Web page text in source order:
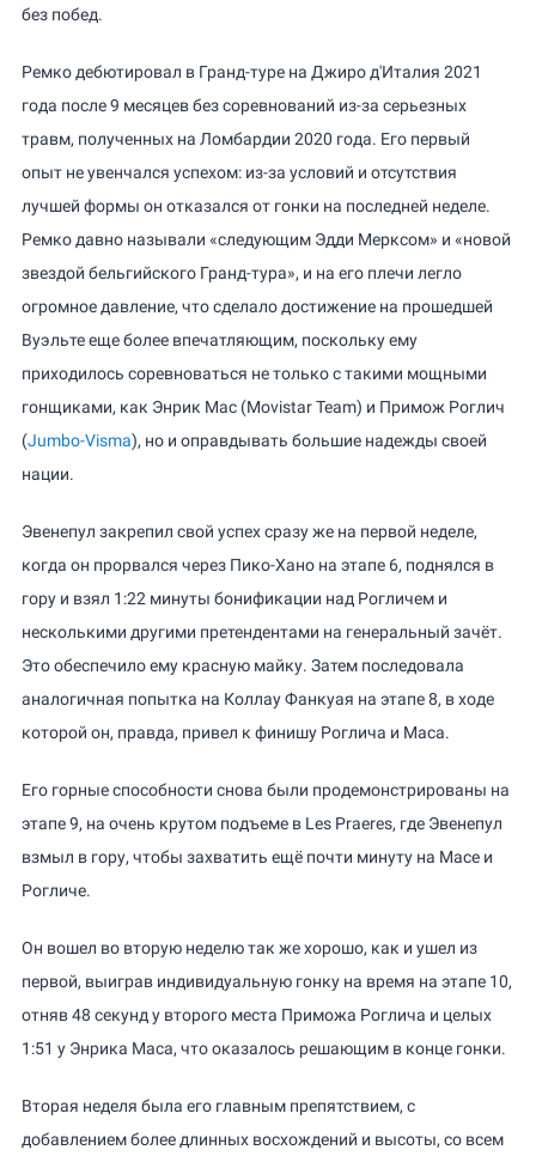
без побед.
Ремко дебютировал в Гранд-туре на Джиро д'Италия 2021
года после 9 месяцев без соревнований из-за серьезных
травм, полученных на Ломбардии 2020 года. Его первый
опыт не увенчался успехом: из-за условий и отсутствия
лучшей формы он отказался от гонки на последней неделе.
Ремко давно называли «следующим Эдди Мерксом» и «новой
звездой бельгийского Гранд-тура», и на его плечи легло
огромное давление, что сделало достижение на прошедшей
Вуэльте еще более впечатляющим, поскольку ему
приходилось соревноваться не только с такими мощными
гонщиками, как Энрик Мас (Movistar Team) и Примож Роглич
(Jumbo-Visma), но и оправдывать большие надежды своей
нации.
Эвенепул закрепил свой успех сразу же на первой неделе,
когда он прорвался через Пико-Хано на этапе 6, поднялся в
гору и взял 1:22 минуты бонификации над Рогличем и
несколькими другими претендентами на генеральный зачёт.
Это обеспечило ему красную майку. Затем последовала
аналогичная попытка на Коллау Фанкуая на этапе 8, в ходе
которой он, правда, привел к финишу Роглича и Маса.
Его горные способности снова были продемонстрированы на
этапе 9, на очень крутом подъеме в Les Praeres, где Эвенепул
взмыл в гору, чтобы захватить ещё почти минуту на Масе и
Рогличе.
Он вошел во вторую неделю так же хорошо, как и ушел из
первой, выиграв индивидуальную гонку на время на этапе 10,
отняв 48 секунд у второго места Приможа Роглича и целых
1:51 у Энрика Маса, что оказалось решающим в конце гонки.
Вторая неделя была его главным препятствием, с
добавлением более длинных восхождений и высоты, со всем